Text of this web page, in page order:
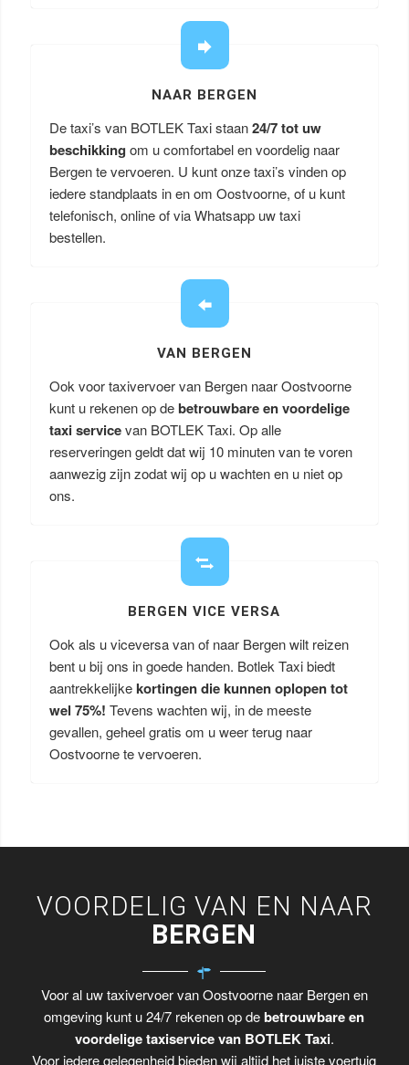
NAAR BERGEN
De taxi’s van BOTLEK Taxi staan24/7 tot uw
beschikking om u comfortabel en voordelig naar
Bergen te vervoeren. U kunt onze taxi’s vinden op
iedere standplaats in en om Oostvoorne, of u kunt
telefonisch, online of via Whatsapp uw taxi
bestellen.
VAN BERGEN
Ook voor taxivervoer van Bergen naar Oostvoorne
kunt u rekenen op debetrouwbare en voordelige
taxi servicevan BOTLEK Taxi. Op alle
reserveringen geldt dat wij 10 minuten van te voren
aanwezig zijn zodat wij op u wachten en u niet op
ons.
BERGEN VICE VERSA
Ook als u viceversa van of naar Bergen wilt reizen
bent u bij ons in goede handen. Botlek Taxi biedt
aantrekkelijkekortingen die kunnen oplopen tot
wel 75%! Tevens wachten wij, in de meeste
gevallen, geheel gratis om u weer terug naar
Oostvoorne te vervoeren.
VOORDELIG VAN EN NAAR
BERGEN
Voor al uw taxivervoer van Oostvoorne naar Bergen en
omgeving kunt u 24/7 rekenen op debetrouwbare en
voordelige taxiservice van BOTLEK Taxi.
Voor iedere gelegenheid bieden wij altijd het juiste voertuig